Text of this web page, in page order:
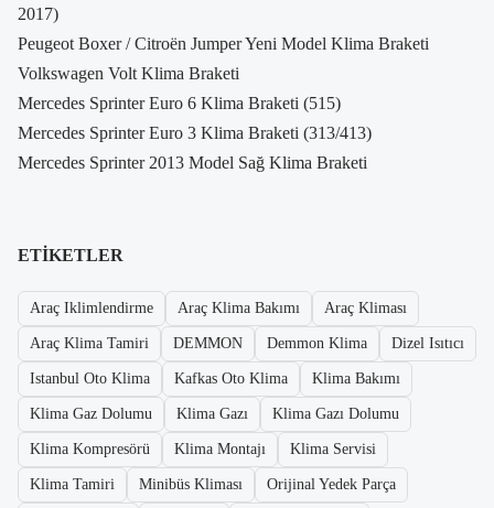
2017)
Peugeot Boxer / Citroën Jumper Yeni Model Klima Braketi
Volkswagen Volt Klima Braketi
Mercedes Sprinter Euro 6 Klima Braketi (515)
Mercedes Sprinter Euro 3 Klima Braketi (313/413)
Mercedes Sprinter 2013 Model Sağ Klima Braketi
ETIKETLER
Araç Iklimlendirme Araç Klima Bakımı Araç Kliması
Araç Klima Tamiri DEMMON Demmon Klima Dizel Isıtıcı
Istanbul Oto Klima Kafkas Oto Klima Klima Bakımı
Klima Gaz Dolumu Klima Gazı Klima Gazı Dolumu
Klima Kompresörü Klima Montajı Klima Servisi
Klima Tamiri Minibüs Kliması Orijinal Yedek Parça